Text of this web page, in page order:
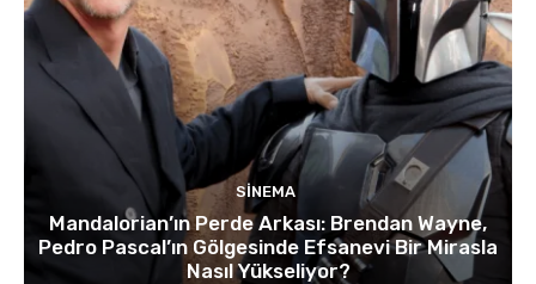
SINEMA
Mandalorian’ın Perde Arkası: Brendan Wayne,
Pedro Pascal’ın Gölgesinde Efsanevi Bir Mirasla
Nasıl Yükseliyor?